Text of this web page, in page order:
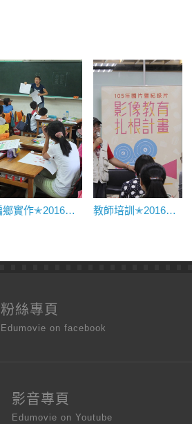
偏鄉實作✭2016【北區】新北市屈尺國小 教師培訓✭2016與導演對話——《如歌的行板》
粉絲專頁
Edumovie on facebook
影音專頁
Edumovie on Youtube